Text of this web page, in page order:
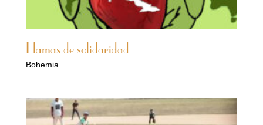
Llamas de solidaridad
Bohemia